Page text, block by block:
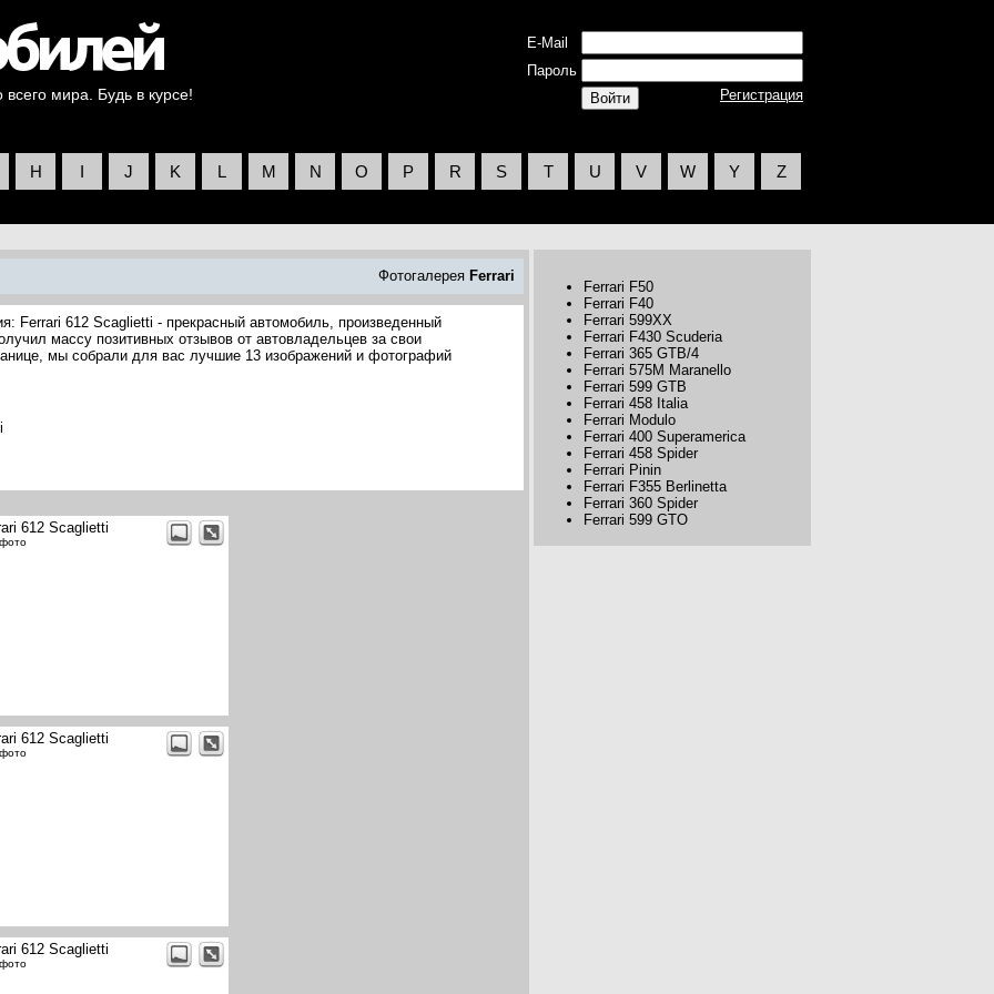
мира. Будь в курсе!
E-Mail
Пароль
Регистрация
H I J K L M N O P R S T U V W Y Z
Фотогалерея Ferrari
Ferrari 612 Scaglietti - прекрасный автомобиль, произведенный
массу позитивных отзывов от автовладельцев за свои
мы собрали для вас лучшие 13 изображений и фотографий
612 Scaglietti
612 Scaglietti
612 Scaglietti
Ferrari F50
Ferrari F40
Ferrari 599XX
Ferrari F430 Scuderia
Ferrari 365 GTB/4
Ferrari 575M Maranello
Ferrari 599 GTB
Ferrari 458 Italia
Ferrari Modulo
Ferrari 400 Superamerica
Ferrari 458 Spider
Ferrari Pinin
Ferrari F355 Berlinetta
Ferrari 360 Spider
Ferrari 599 GTO